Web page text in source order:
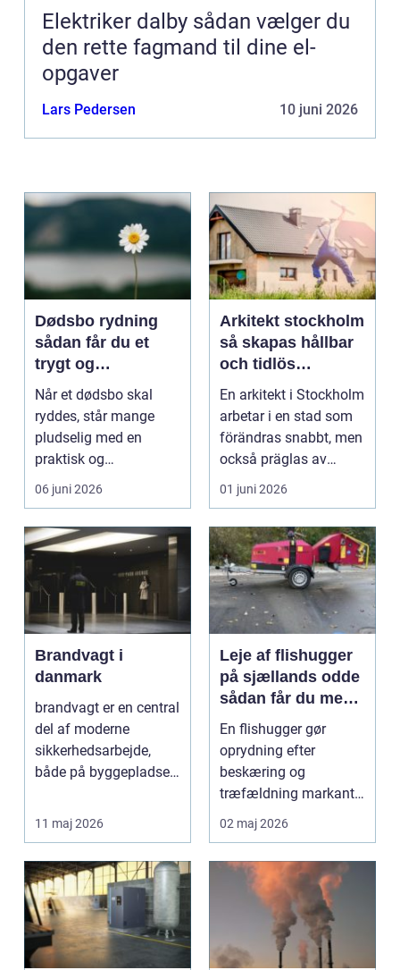
Elektriker dalby sådan vælger du
den rette fagmand til dine el-
opgaver
Lars Pedersen 10 juni 2026
Dødsbo rydning
sådan får du et
trygt og
respektfuldt forløb
Når et dødsbo skal
ryddes, står mange
pludselig med en
praktisk og
følelsesmæssig
opgave på én gang....
06 juni 2026
Arkitekt stockholm
så skapas hållbar
och tidlös
arkitektur i
huvudstaden
En arkitekt i Stockholm
arbetar i en stad som
förändras snabbt, men
också präglas av
starka historis...
01 juni 2026
Brandvagt i
danmark
brandvagt er en central
del af moderne
sikkerhedsarbejde,
både på byggepladser,
11 maj 2026
Leje af flishugger
på sjællands odde
sådan får du mest
ud af arbejdet
En flishugger gør
oprydning efter
beskæring og
træfældning markant
lettere. I stedet for at
bruge we...
02 maj 2026